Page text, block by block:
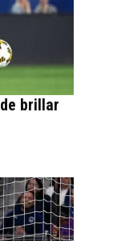
brillar